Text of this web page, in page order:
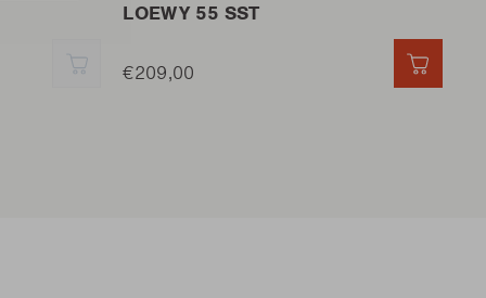
SCHNELL HINZUFÜGEN
LOEWY 55 SST
€209,00